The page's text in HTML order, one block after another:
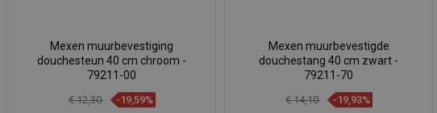
Mexen muurbevestiging
douchesteun 40 cm chroom -
79211-00
€ 12,30 -19,59%
Mexen muurbevestigde
douchestang 40 cm zwart -
79211-70
€ 14,10 -19,93%